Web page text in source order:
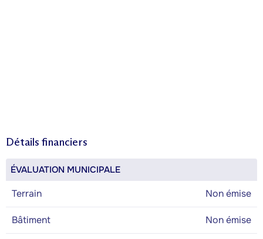
Détails financiers
ÉVALUATION MUNICIPALE
Terrain Non émise
Bâtiment Non émise